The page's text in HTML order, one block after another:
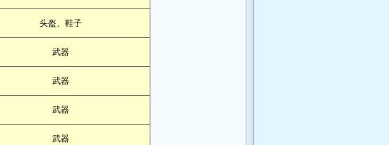
头盔、鞋子
武器
武器
武器
武器